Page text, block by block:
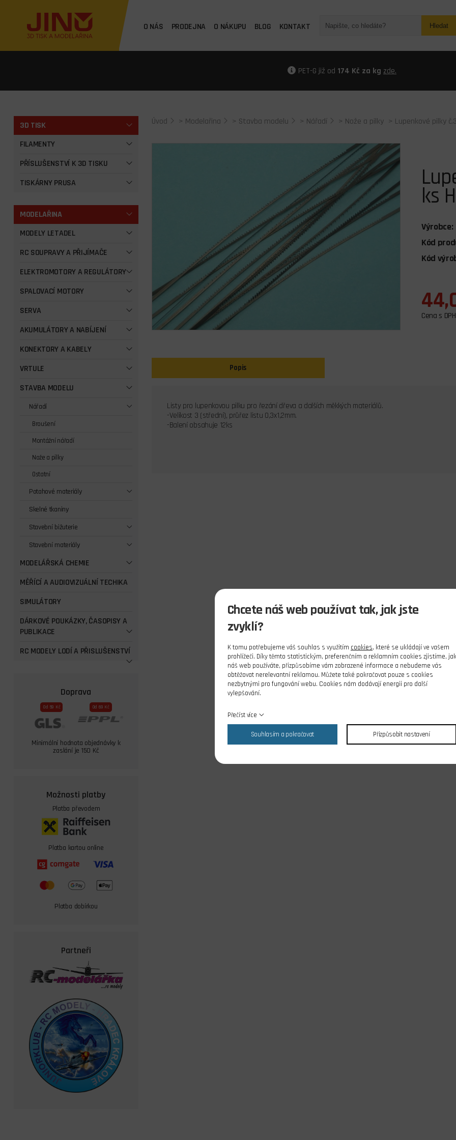
O NÁS PRODEJNA O NÁKUPU BLOG KONTAKT Hledat
PET-G již od 174 Kč za kg zde.
3D TISK
FILAMENTY
PŘÍSLUŠENSTVÍ K 3D TISKU
TISKÁRNY PRUSA
MODELAŘINA
MODELY LETADEL
RC SOUPRAVY A PŘIJÍMAČE
ELEKTROMOTORY A REGULÁTORY
SPALOVACÍ MOTORY
SERVA
AKUMULÁTORY A NABÍJENÍ
KONEKTORY A KABELY
VRTULE
STAVBA MODELU
Nářadí
Broušení
Montážní nářadí
Nože a pilky
Ostatní
Potahové materiály
Skelné tkaniny
Stavební bižuterie
Stavební materiály
MODELÁŘSKÁ CHEMIE
MĚŘÍCÍ A AUDIOVIZUÁLNÍ TECHIKA
SIMULÁTORY
DÁRKOVÉ POUKÁZKY, ČASOPISY A
PUBLIKACE
RC MODELY LODÍ A PŘISLUŠENSTVÍ
Doprava
Od 59 Kč Od 69 Kč
Minimální hodnota objednávky k
zaslání je 150 Kč
Možnosti platby
Platba převodem
Platba kartou online
Platba dobírkou
Partneři
Úvod > Modelařina > Stavba modelu > Nářadí > Nože a pilky > Lupenkové pilky
ks
Výrobce:
Kód
Kód
Cena s DPH
Popis
Listy pro lupenkovou pilku pro řezání dřeva a dalších měkkých materiálů.
-Velikost 3 (střední), průřez listu 0,3x1,2mm.
-Balení obsahuje 12ks
Chcete náš web používat tak, jak jste
zvyklí?
K tomu potřebujeme váš souhlas s využitím cookies, které se ukládají ve vašem
prohlížeči. Díky těmto statistickým, preferenčním a reklamním cookies zjistíme, jak
náš web používáte, přizpůsobíme vám zobrazené informace a nebudeme vás
obtěžovat nerelevantní reklamou. Můžete také pokračovat pouze s cookies
nezbytnými pro fungování webu. Cookies nám dodávají energii pro další
vylepšování.
Přečíst více
Souhlasím a pokračovat Přizpůsobit nastavení